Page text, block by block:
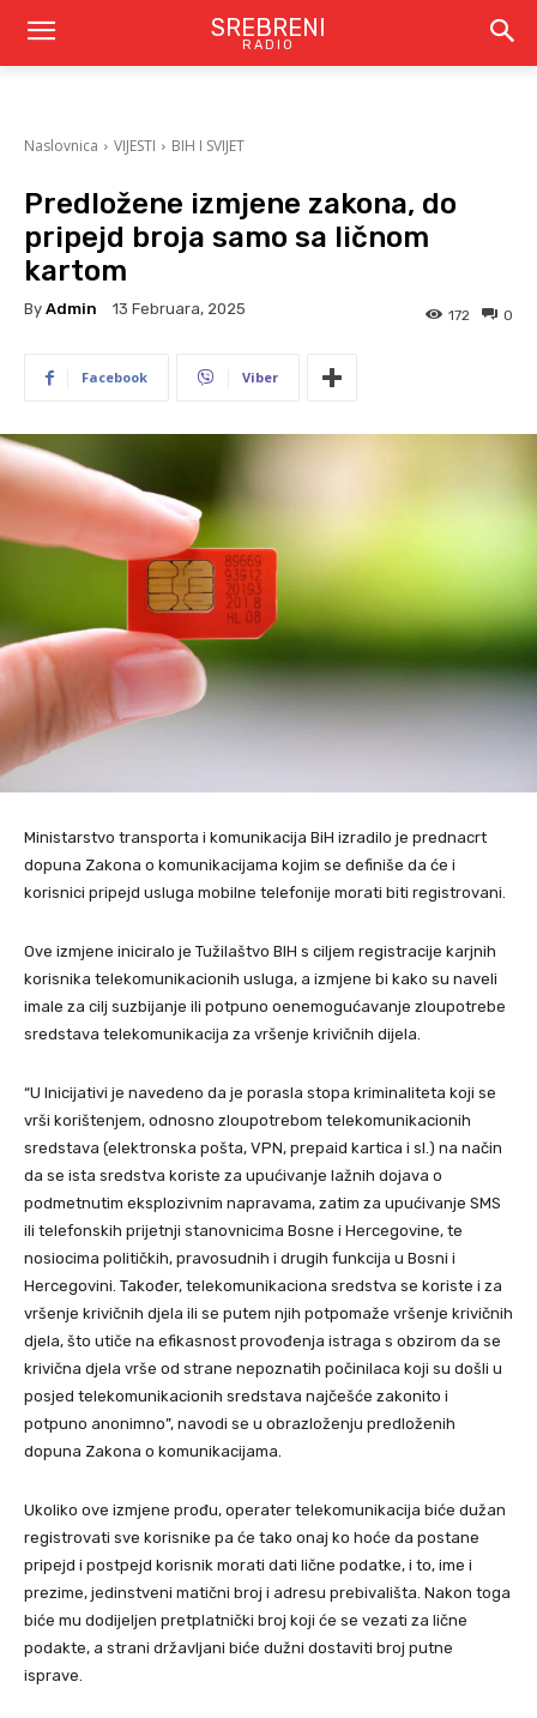
SREBRENI
RADIO
Naslovnica VIJESTI BIH I SVIJET
Predložene izmjene zakona, do
pripejd broja samo sa ličnom
kartom
By Admin 13 Februara, 2025 0
172
Facebook Viber
Ministarstvo transporta i komunikacija BiH izradilo je prednacrt
dopuna Zakona o komunikacijama kojim se definiše da će i
korisnici pripejd usluga mobilne telefonije morati biti registrovani.
Ove izmjene iniciralo je Tužilaštvo BIH s ciljem registracije karjnih
korisnika telekomunikacionih usluga, a izmjene bi kako su naveli
imale za cilj suzbijanje ili potpuno oenemogućavanje zloupotrebe
sredstava telekomunikacija za vršenje krivičnih dijela.
“U Inicijativi je navedeno da je porasla stopa kriminaliteta koji se
vrši korištenjem, odnosno zloupotrebom telekomunikacionih
sredstava (elektronska pošta, VPN, prepaid kartica i sl.) na način
da se ista sredstva koriste za upućivanje lažnih dojava o
podmetnutim eksplozivnim napravama, zatim za upućivanje SMS
ili telefonskih prijetnji stanovnicima Bosne i Hercegovine, te
nosiocima političkih, pravosudnih i drugih funkcija u Bosni i
Hercegovini. Također, telekomunikaciona sredstva se koriste i za
vršenje krivičnih djela ili se putem njih potpomaže vršenje krivičnih
djela, što utiče na efikasnost provođenja istraga s obzirom da se
krivična djela vrše od strane nepoznatih počinilaca koji su došli u
posjed telekomunikacionih sredstava najčešće zakonito i
potpuno anonimno”, navodi se u obrazloženju predloženih
dopuna Zakona o komunikacijama.
Ukoliko ove izmjene prođu, operater telekomunikacija biće dužan
registrovati sve korisnike pa će tako onaj ko hoće da postane
pripejd i postpejd korisnik morati dati lične podatke, i to, ime i
prezime, jedinstveni matični broj i adresu prebivališta. Nakon toga
biće mu dodijeljen pretplatnički broj koji će se vezati za lične
podakte, a strani državljani biće dužni dostaviti broj putne
isprave.